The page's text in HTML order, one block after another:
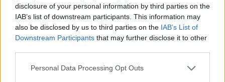
disclosure of your personal information by third parties on the
IAB’s list of downstream participants. This information may
also be disclosed by us to third parties on the IAB’s List of
Downstream Participants that may further disclose it to other
Please note that this website/app uses one or more Google
Personal Data Processing Opt Outs